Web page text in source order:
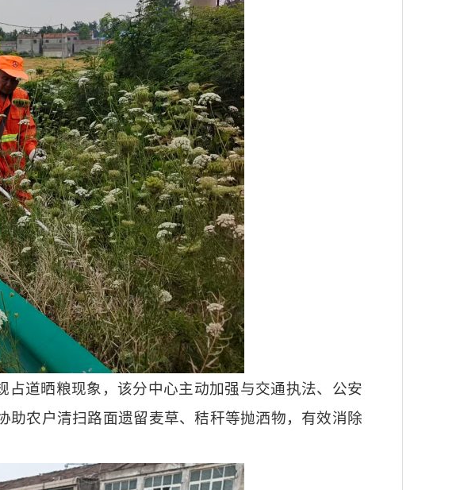
道晒粮现象，该分中心主动加强与交通执法、公安
农户清扫路面遗留麦草、秸秆等抛洒物，有效消除